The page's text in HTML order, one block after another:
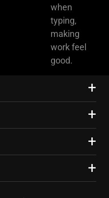
when
typing,
making
work feel
good.